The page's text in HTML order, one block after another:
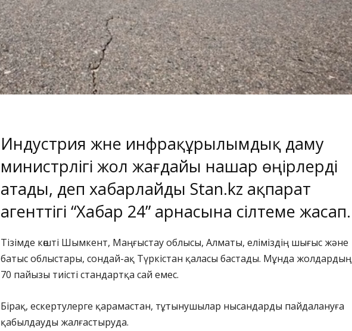
Индустрия және инфрақұрылымдық даму
министрлігі жол жағдайы нашар өңірлерді
атады, деп хабарлайды Stan.kz ақпарат
агенттігі “Хабар 24” арнасына сілтеме жасап.
Тізімде көшті Шымкент, Маңғыстау облысы, Алматы, еліміздің шығыс және
батыс облыстары, сондай-ақ Түркістан қаласы бастады. Мұнда жолдардың
70 пайызы тиісті стандартқа сай емес.
Бірақ, ескертулерге қарамастан, тұтынушылар нысандарды пайдалануға
қабылдауды жалғастыруда.